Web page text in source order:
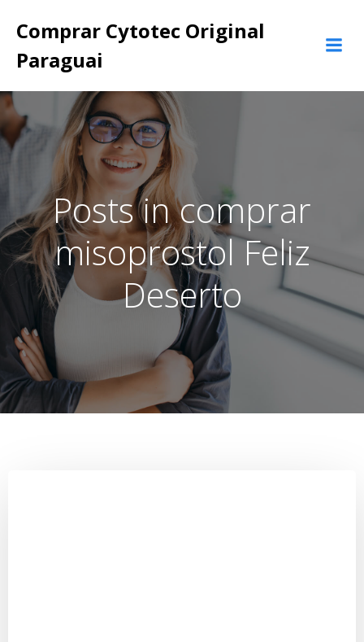
para
Comprar Cytotec Original
Paraguai
Posts in comprar
misoprostol Feliz
Deserto